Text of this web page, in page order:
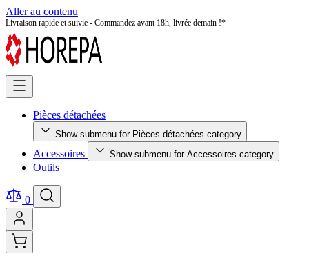
Aller au contenu
Livraison rapide et suivie - Commandez avant 18h, livrée demain !*
Pièces détachées
Show submenu for Pièces détachées category
Accessoires Show submenu for Accessoires category
Outils
0